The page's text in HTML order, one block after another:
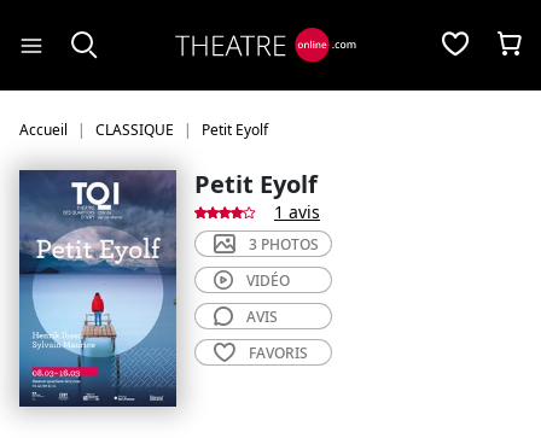
Accueil CLASSIQUE Petit Eyolf
Petit Eyolf
1 avis
3 PHOTOS
VIDÉO
AVIS
FAVORIS